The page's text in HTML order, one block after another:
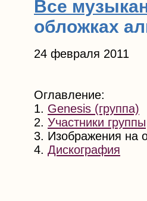
Все
обложках
24 февраля 2011
Оглавление:
1. Genesis (группа)
2. Участники группы
3. Изображения на
4. Дискография